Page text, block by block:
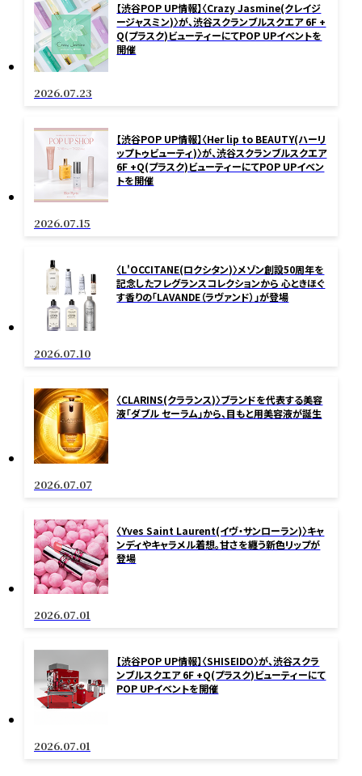
【渋谷POP UP情報】〈Crazy Jasmine(クレイジ
ージャスミン)〉が、渋谷スクランブルスクエア 6F +
Q(プラスク)ビューティーにてPOP UPイベントを
開催
2026.07.23
【渋谷POP UP情報】〈Her lip to BEAUTY(ハーリ
ップトゥビューティ)〉が、渋谷スクランブルスクエア
6F +Q(プラスク)ビューティーにてPOP UPイベン
トを開催
2026.07.15
〈L'OCCITANE(ロクシタン)〉メゾン創設50周年を
記念したフレグランスコレクションから 心ときほぐ
す香りの「LAVANDE（ラヴァンド）」が登場
2026.07.10
〈CLARINS(クラランス)〉ブランドを代表する美容
液「ダブル セーラム」から、目もと用美容液が誕生
2026.07.07
〈Yves Saint Laurent(イヴ・サンローラン)〉キャ
ンディやキャラメル着想。甘さを纏う新色リップが
登場
2026.07.01
【渋谷POP UP情報】〈SHISEIDO〉が、渋谷スクラ
ンブルスクエア 6F +Q(プラスク)ビューティーにて
POP UPイベントを開催
2026.07.01